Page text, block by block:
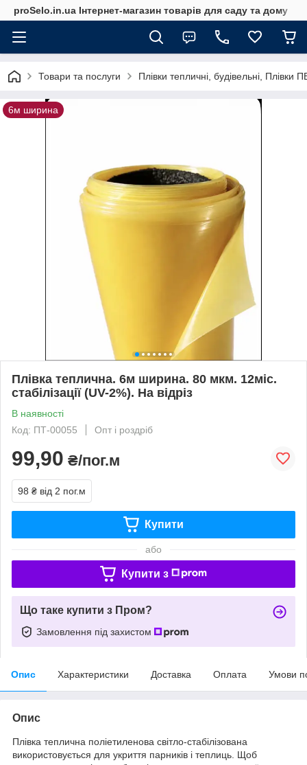
proSelo.in.ua Інтернет-магазин товарів для саду та дому
Товари та послуги Плівки тепличні, будівельні,
6м ширина
Плівка теплична. 6м ширина. 80 мкм. 12міс.
стабілізації (UV-2%). На відріз
В наявності
Код: ПТ-00055
Опт і роздріб
99,90 ₴/пог.м
98 ₴ від 2 пог.м
Купити
або
Купити з
Що таке купити з Пром?
Замовлення під захистом
Опис Характеристики Доставка Оплата Умови
Опис
Плівка теплична поліетиленова світло-стабілізована
використовується для укриття парників і теплиць. Щоб